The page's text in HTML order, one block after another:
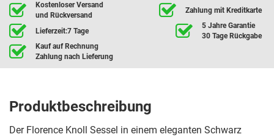
Kostenloser Versand
und Rückversand
Zahlung mit Kreditkarte
Lieferzeit:7 Tage
5 Jahre Garantie
30 Tage Rückgabe
Kauf auf Rechnung
Zahlung nach Lieferung
Produktbeschreibung
Der Florence Knoll Sessel in einem eleganten Schwarz